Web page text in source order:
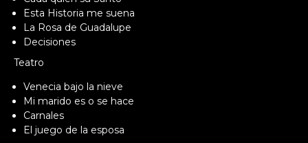
Esta Historia me suena
La Rosa de Guadalupe
Decisiones
Teatro
Venecia bajo la nieve
Mi marido es o se hace
Carnales
El juego de la esposa